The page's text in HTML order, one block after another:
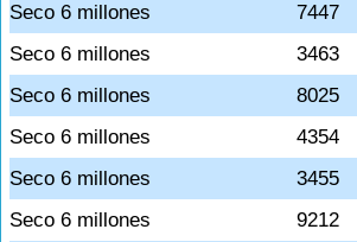
Seco 6 millones
7447
Seco 6 millones
3463
Seco 6 millones
8025
Seco 6 millones
4354
Seco 6 millones
3455
Seco 6 millones
9212